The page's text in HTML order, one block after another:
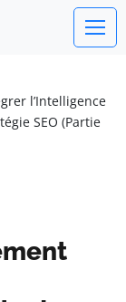
l’Intelligence
SEO (Partie